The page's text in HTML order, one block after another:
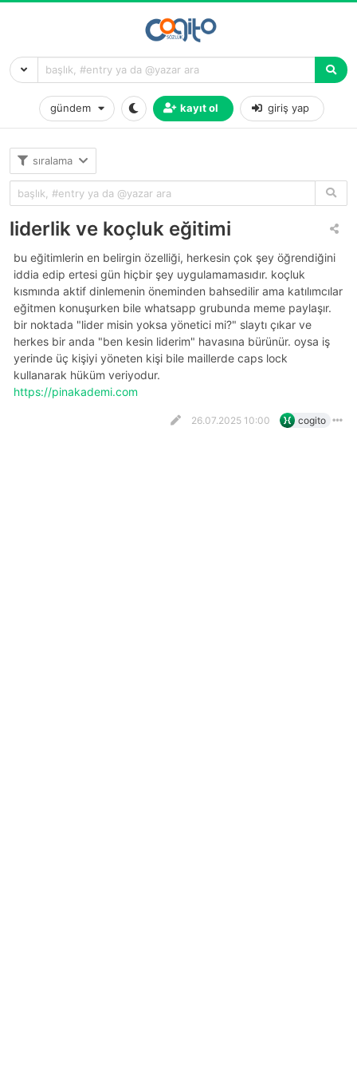
gündem kayıt ol giriş yap
sıralama
liderlik ve koçluk eğitimi
bu eğitimlerin en belirgin özelliği, herkesin çok şey öğrendiğini
iddia edip ertesi gün hiçbir şey uygulamamasıdır. koçluk
kısmında aktif dinlemenin öneminden bahsedilir ama katılımcılar
eğitmen konuşurken bile whatsapp grubunda meme paylaşır.
bir noktada "lider misin yoksa yönetici mi?" slaytı çıkar ve
herkes bir anda "ben kesin liderim" havasına bürünür. oysa iş
yerinde üç kişiyi yöneten kişi bile maillerde caps lock
kullanarak hüküm veriyodur.
https://pinakademi.com
26.07.2025 10:00 cogito